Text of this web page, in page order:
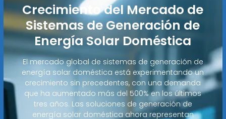
Crecimiento del Mercado de
Sistemas de Generación de
Energía Solar Doméstica
El mercado global de sistemas de generación de
energía solar doméstica está experimentando un
crecimiento sin precedentes, con una demanda
que ha aumentado más del 500% en los últimos
tres años. Las soluciones de generación de
energía solar doméstica ahora representan